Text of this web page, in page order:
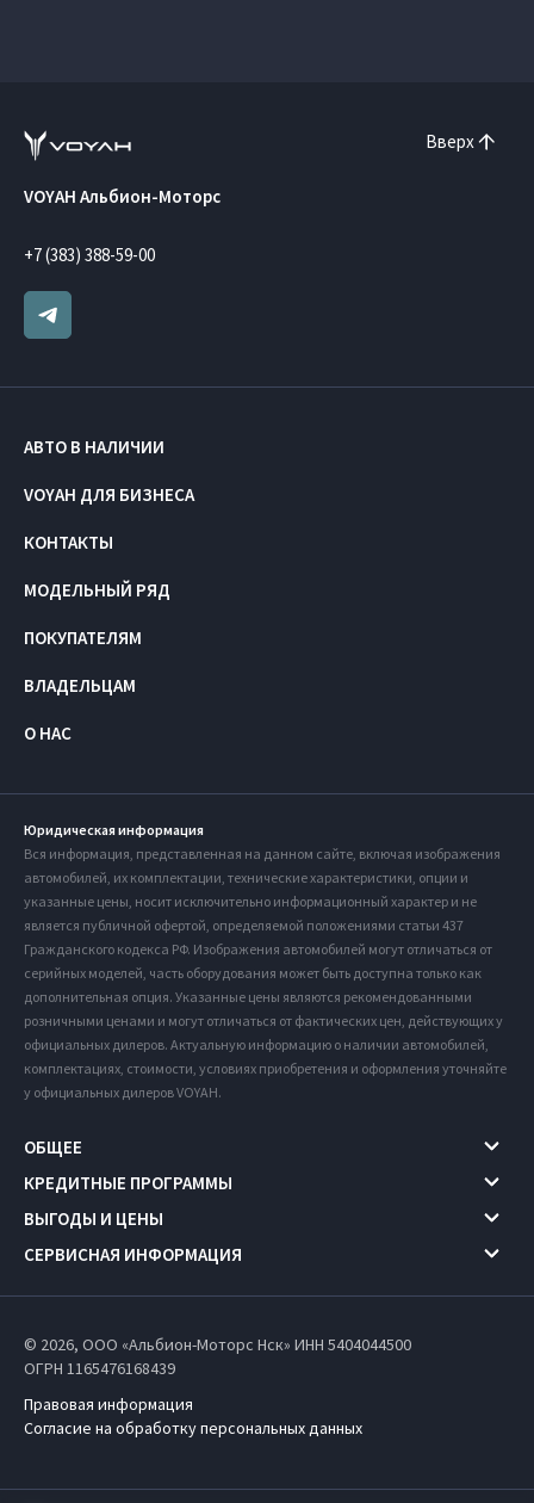
Вверх
VOYAH Альбион-Моторс
+7 (383) 388-59-00
АВТО В НАЛИЧИИ
VOYAH ДЛЯ БИЗНЕСА
КОНТАКТЫ
МОДЕЛЬНЫЙ РЯД
ПОКУПАТЕЛЯМ
ВЛАДЕЛЬЦАМ
О НАС
Юридическая информация
Вся информация, представленная на данном сайте, включая изображения
автомобилей, их комплектации, технические характеристики, опции и
указанные цены, носит исключительно информационный характер и не
является публичной офертой, определяемой положениями статьи 437
Гражданского кодекса РФ. Изображения автомобилей могут отличаться от
серийных моделей, часть оборудования может быть доступна только как
дополнительная опция. Указанные цены являются рекомендованными
розничными ценами и могут отличаться от фактических цен, действующих у
официальных дилеров. Актуальную информацию о наличии автомобилей,
комплектациях, стоимости, условиях приобретения и оформления уточняйте
у официальных дилеров VOYAH.
ОБЩЕЕ
КРЕДИТНЫЕ ПРОГРАММЫ
ВЫГОДЫ И ЦЕНЫ
СЕРВИСНАЯ ИНФОРМАЦИЯ
© 2026, ООО «Альбион-Моторс Нск» ИНН 5404044500
ОГРН 1165476168439
Правовая информация
Согласие на обработку персональных данных